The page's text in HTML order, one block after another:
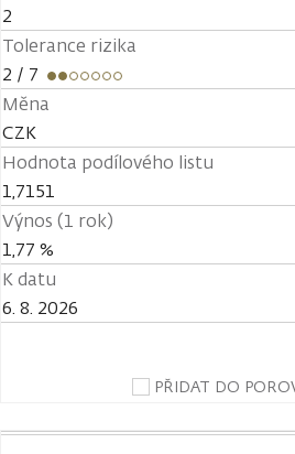
2
Tolerance rizika
2 / 7
Měna
CZK
Hodnota podílového listu
1,7151
Výnos (1 rok)
1,77 %
K datu
6. 8. 2026
PŘIDAT DO